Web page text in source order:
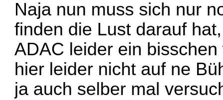
Naja nun muss sich nur
finden die Lust darauf
ADAC leider ein
hier leider nicht auf ne
ja auch selber mal